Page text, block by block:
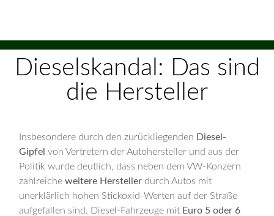
Dieselskandal: Das sind
die Hersteller
Insbesondere durch den zurückliegenden Diesel-
Gipfel von Vertretern der Autohersteller und aus der
Politik wurde deutlich, dass neben dem VW-Konzern
zahlreicheweitere Hersteller durch Autos mit
unerklärlich hohen Stickoxid-Werten auf der Straße
aufgefallen sind. Diesel-Fahrzeuge mit Euro 5 oder 6